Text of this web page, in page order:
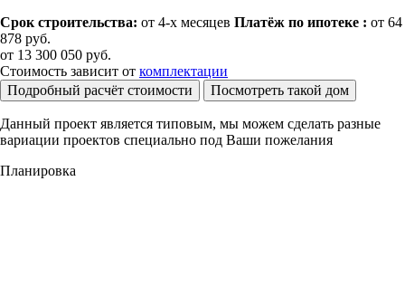
Срок строительства: от 4-х месяцев Платёж по ипотеке : от 64
878 руб.
от 13 300 050 руб.
Стоимость зависит от комплектации
Подробный расчёт стоимости
Посмотреть такой дом
Данный проект является типовым, мы можем сделать разные
вариации проектов специально под Ваши пожелания
Планировка